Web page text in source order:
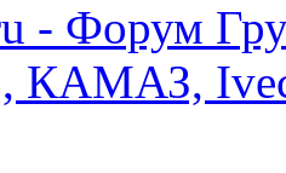
- Форум
КАМАЗ,